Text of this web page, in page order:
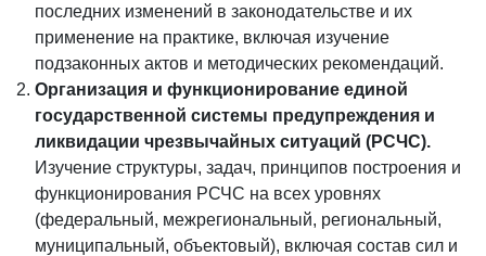
последних изменений в законодательстве и их
применение на практике, включая изучение
подзаконных актов и методических рекомендаций.
Организация и функционирование единой
государственной системы предупреждения и
ликвидации чрезвычайных ситуаций (РСЧС).
Изучение структуры, задач, принципов построения и
функционирования РСЧС на всех уровнях
(федеральный, межрегиональный, региональный,
муниципальный, объектовый), включая состав сил и